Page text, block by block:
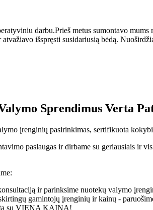
darbu.Prieš metus sumontavo
išspręsti susidariusią bėdą.
Sprendimus Verta
įrenginių pasirinkimas, sertifikuota
paslaugas ir dirbame su geriausiais ir
ir parinksime nuotekų valymo
gamintojų įrenginių ir kainų -
su VIENA KAINA!